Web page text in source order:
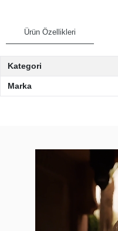
Ürün Özellikleri
Kategori
Marka